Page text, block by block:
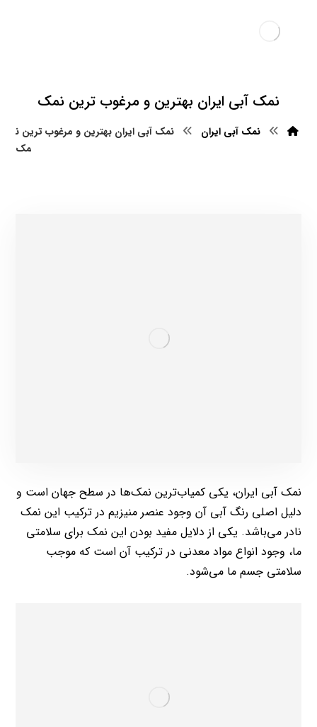
نمک آبی ایران بهترین و مرغوب ترین نمک
نمک آبی ایران
نمک آبی ایران بهترین و مرغوب ترین ن
مک
نمک آبی ایران، یکی کمیاب‌ترین نمک‌ها در سطح جهان است و
دلیل اصلی رنگ آبی آن وجود عنصر منیزیم در ترکیب این نمک
نادر می‌باشد. یکی از دلایل مفید بودن این نمک برای سلامتی
ما، وجود انواع مواد معدنی در ترکیب آن است که موجب
سلامتی جسم ما می‌شود.